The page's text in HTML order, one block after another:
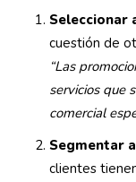
Seleccionar
cuestión de
“Las
servicios que
comercial
Segmentar
clientes